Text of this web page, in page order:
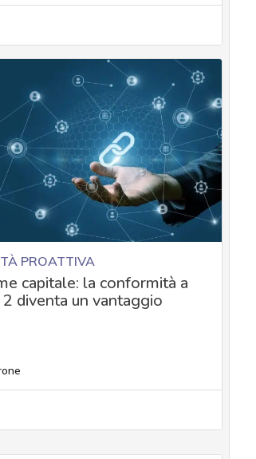
PROATTIVA
capitale: la conformità a
diventa un vantaggio